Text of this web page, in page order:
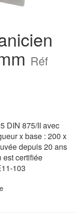
Réf
DIN 875/II avec
x base : 200 x
depuis 20 ans
est certifiée
103